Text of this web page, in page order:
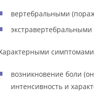
вертебральными
возникновение боли
интенсивность и